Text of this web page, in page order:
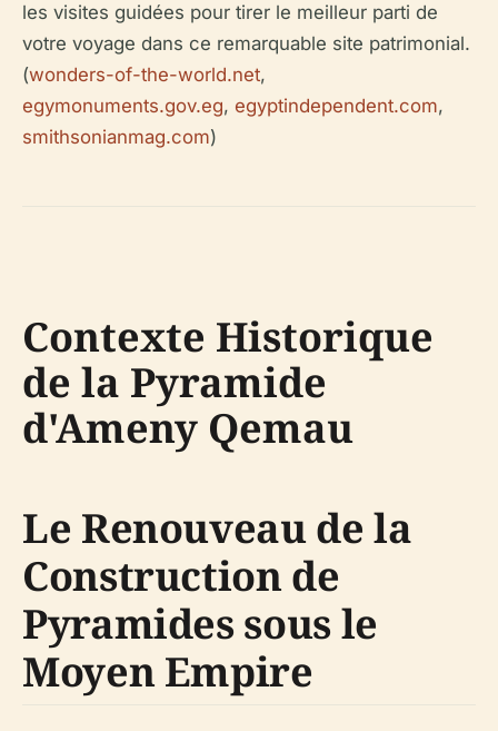
les visites guidées pour tirer le meilleur parti de
votre voyage dans ce remarquable site patrimonial.
(wonders-of-the-world.net,
egymonuments.gov.eg, egyptindependent.com,
smithsonianmag.com)
Contexte Historique
de la Pyramide
d'Ameny Qemau
Le Renouveau de la
Construction de
Pyramides sous le
Moyen Empire